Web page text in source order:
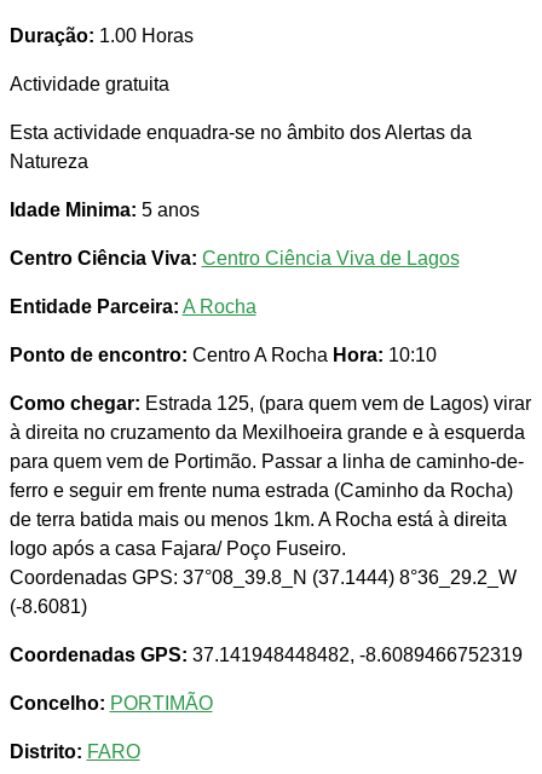
Duração: 1.00 Horas
Actividade gratuita
Esta actividade enquadra-se no âmbito dos Alertas da
Natureza
Idade Minima: 5 anos
Centro Ciência Viva: Centro Ciência Viva de Lagos
Entidade Parceira: A Rocha
Ponto de encontro: Centro A Rocha Hora: 10:10
Como chegar: Estrada 125, (para quem vem de Lagos) virar
à direita no cruzamento da Mexilhoeira grande e à esquerda
para quem vem de Portimão. Passar a linha de caminho-de-
ferro e seguir em frente numa estrada (Caminho da Rocha)
de terra batida mais ou menos 1km. A Rocha está à direita
logo após a casa Fajara/ Poço Fuseiro.
Coordenadas GPS: 37°08_39.8_N (37.1444) 8°36_29.2_W
(-8.6081)
Coordenadas GPS: 37.141948448482, -8.6089466752319
Concelho: PORTIMÃO
Distrito: FARO